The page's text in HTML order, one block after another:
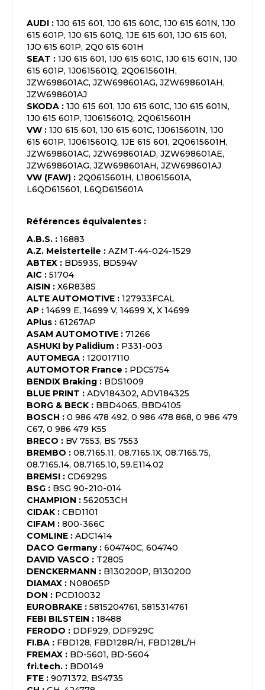
AUDI : 1J0 615 601, 1J0 615 601C, 1J0 615 601N, 1J0
615 601P, 1J0 615 601Q, 1JE 615 601, 1JO 615 601,
1JO 615 601P, 2Q0 615 601H
SEAT : 1J0 615 601, 1J0 615 601C, 1J0 615 601N, 1J0
615 601P, 1J0615601Q, 2Q0615601H,
JZW698601AC, JZW698601AG, JZW698601AH,
JZW698601AJ
SKODA : 1J0 615 601, 1J0 615 601C, 1J0 615 601N,
1J0 615 601P, 1J0615601Q, 2Q0615601H
VW : 1J0 615 601, 1J0 615 601C, 1J0615601N, 1J0
615 601P, 1J0615601Q, 1JE 615 601, 2Q0615601H,
JZW698601AC, JZW698601AD, JZW698601AE,
JZW698601AG, JZW698601AH, JZW698601AJ
VW (FAW) : 2Q0615601H, L180615601A,
L6QD615601, L6QD615601A
Références équivalentes :
A.B.S. : 16883
A.Z. Meisterteile : AZMT-44-024-1529
ABTEX : BD593S, BD594V
AIC : 51704
AISIN : X6R838S
ALTE AUTOMOTIVE : 127933FCAL
AP : 14699 E, 14699 V, 14699 X, X 14699
APlus : 61267AP
ASAM AUTOMOTIVE : 71266
ASHUKI by Palidium : P331-003
AUTOMEGA : 120017110
AUTOMOTOR France : PDC5754
BENDIX Braking : BDS1009
BLUE PRINT : ADV184302, ADV184325
BORG & BECK : BBD4065, BBD4105
BOSCH : 0 986 478 492, 0 986 478 868, 0 986 479
C67, 0 986 479 K55
BRECO : BV 7553, BS 7553
BREMBO : 08.7165.11, 08.7165.1X, 08.7165.75,
08.7165.14, 08.7165.10, 59.E114.02
BREMSI : CD6929S
BSG : BSG 90-210-014
CHAMPION : 562053CH
CIDAK : CBD1101
CIFAM : 800-366C
COMLINE : ADC1414
DACO Germany: 604740C, 604740
DAVID VASCO : T2805
DENCKERMANN : B130200P, B130200
DIAMAX : N08065P
DON : PCD10032
EUROBRAKE : 5815204761, 5815314761
FEBI BILSTEIN : 18488
FERODO : DDF929, DDF929C
FI.BA : FBD128, FBD128R/H, FBD128L/H
FREMAX : BD-5601, BD-5604
fri.tech. : BD0149
FTE : 9071372, BS4735